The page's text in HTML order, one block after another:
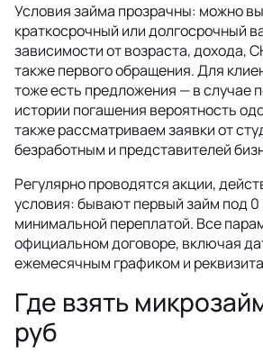
Условия займа прозрачны: можно
краткосрочный или долгосрочный
зависимости от возраста, дохода,
также первого обращения. Для
тоже есть предложения — в случае
истории погашения вероятность
также рассматриваем заявки от
безработным и представителей
Регулярно проводятся акции,
условия: бывают первый займ под 0
минимальной переплатой. Все
официальном договоре, включая
ежемесячным графиком и
Где взять
руб